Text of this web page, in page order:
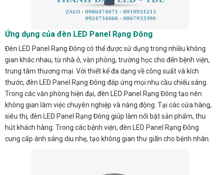
Ứng dụng của đèn LED Panel Rạng Đông
Đèn LED Panel Rạng Đông có thể được sử dụng trong nhiều không
gian khác nhau, từ nhà ở, văn phòng, trường học cho đến bệnh viện,
trung tâm thương mại. Với thiết kế đa dạng về công suất và kích
thước, đèn LED Panel Rạng Đông đáp ứng mọi nhu cầu chiếu sáng.
Trong các văn phòng hiện đại, đèn LED Panel Rạng Đông tạo nên
không gian làm việc chuyên nghiệp và năng động. Tại các cửa hàng,
siêu thị, đèn LED Panel Rạng Đông giúp làm nổi bật sản phẩm, thu
hút khách hàng. Trong các bệnh viện, đèn LED Panel Rạng Đông
cung cấp ánh sáng dịu nhẹ, tạo không gian thư giãn cho bệnh nhân.